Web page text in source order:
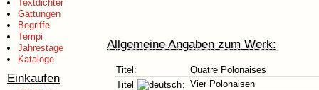
Textdichter
Gattungen
Begriffe
Tempi
Jahrestage
Kataloge
Einkaufen
Allgemeine Angaben zum Werk:
Titel:
Quatre Polonaises
Titel
: Vier Polonaisen